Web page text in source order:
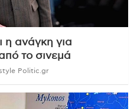
η ανάγκη για
το σινεμά
Politic.gr